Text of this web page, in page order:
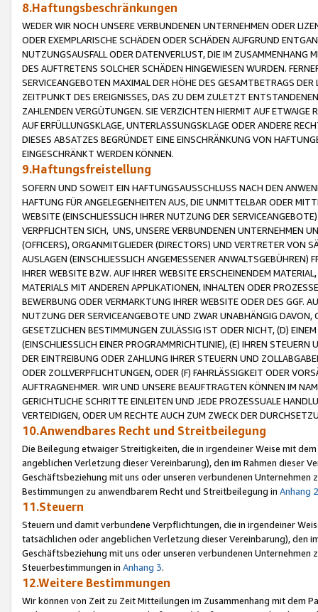
8.Haftungsbeschränkungen
WEDER WIR NOCH UNSERE VERBUNDENEN UNTERNEHMEN ODER
ODER EXEMPLARISCHE SCHÄDEN ODER SCHÄDEN AUFGRUND
NUTZUNGSAUSFALL ODER DATENVERLUST, DIE IM ZUSAMMENHANG
DES AUFTRETENS SOLCHER SCHÄDEN HINGEWIESEN WURDEN.
SERVICEANGEBOTEN MAXIMAL DER HÖHE DES GESAMTBETRAGS
ZEITPUNKT DES EREIGNISSES, DAS ZU DEM ZULETZT
ZAHLENDEN VERGÜTUNGEN. SIE VERZICHTEN HIERMIT AUF
AUF ERFÜLLUNGSKLAGE, UNTERLASSUNGSKLAGE ODER ANDERE
DIESES ABSATZES BEGRÜNDET EINE EINSCHRÄNKUNG VON
EINGESCHRÄNKT WERDEN KÖNNEN.
9.Haftungsfreistellung
SOFERN UND SOWEIT EIN HAFTUNGSAUSSCHLUSS NACH DEN
HAFTUNG FÜR ANGELEGENHEITEN AUS, DIE UNMITTELBAR ODER
WEBSITE (EINSCHLIESSLICH IHRER NUTZUNG DER
VERPFLICHTEN SICH, UNS, UNSERE VERBUNDENEN UNTERNEHMEN
(OFFICERS), ORGANMITGLIEDER (DIRECTORS) UND VERTRETER VON
AUSLAGEN (EINSCHLIESSLICH ANGEMESSENER
IHRER WEBSITE BZW. AUF IHRER WEBSITE ERSCHEINENDEM
MATERIALS MIT ANDEREN APPLIKATIONEN, INHALTEN ODER
BEWERBUNG ODER VERMARKTUNG IHRER WEBSITE ODER DES GGF.
NUTZUNG DER SERVICEANGEBOTE UND ZWAR UNABHÄNGIG
GESETZLICHEN BESTIMMUNGEN ZULÄSSIG IST ODER NICHT, (D)
(EINSCHLIESSLICH EINER PROGRAMMRICHTLINIE), (E) IHREN
DER EINTREIBUNG ODER ZAHLUNG IHRER STEUERN UND
ODER ZOLLVERPFLICHTUNGEN, ODER (F) FAHRLÄSSIGKEIT ODER
AUFTRAGNEHMER. WIR UND UNSERE BEAUFTRAGTEN KÖNNEN IM
GERICHTLICHE SCHRITTE EINLEITEN UND JEDE PROZESSUALE
VERTEIDIGEN, ODER UM RECHTE AUCH ZUM ZWECK DER
10.Anwendbares Recht und Streitbeilegung
Die Beilegung etwaiger Streitigkeiten, die in irgendeiner Weise mit
angeblichen Verletzung dieser Vereinbarung), den im Rahmen dieser
Geschäftsbeziehung mit uns oder unseren verbundenen
Bestimmungen zu anwendbarem Recht und Streitbeilegung in Anhang 2
11.Steuern
Steuern und damit verbundene Verpflichtungen, die in irgendeiner
tatsächlichen oder angeblichen Verletzung dieser Vereinbarung), den
Geschäftsbeziehung mit uns oder unseren verbundenen
Steuerbestimmungen in Anhang 3.
12.Weitere Bestimmungen
Wir können von Zeit zu Zeit Mitteilungen im Zusammenhang mit dem